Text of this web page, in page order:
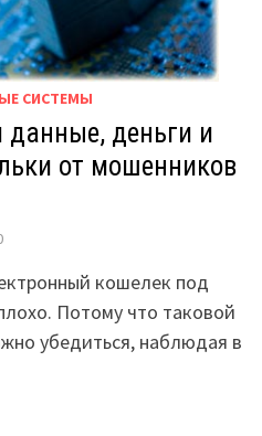
СИСТЕМЫ
данные, деньги и
от мошенников
кошелек под
Потому что таковой
убедиться, наблюдая в